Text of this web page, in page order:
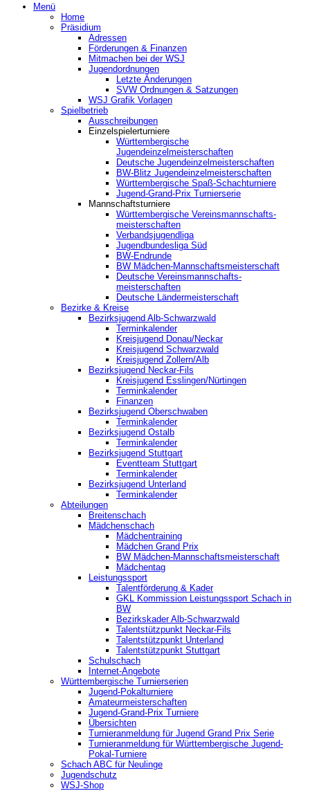
Menü
Home
Präsidium
Adressen
Förderungen & Finanzen
Mitmachen bei der WSJ
Jugendordnungen
Letzte Änderungen
SVW Ordnungen & Satzungen
WSJ Grafik Vorlagen
Spielbetrieb
Ausschreibungen
Einzelspielerturniere
Württembergische
Jugendeinzelmeisterschaften
Deutsche Jugendeinzelmeisterschaften
BW-Blitz Jugendeinzelmeisterschaften
Württembergische Spaß-Schachturniere
Jugend-Grand-Prix Turnierserie
Mannschaftsturniere
Württembergische Vereinsmannschafts-
meisterschaften
Verbandsjugendliga
Jugendbundesliga Süd
BW-Endrunde
BW Mädchen-Mannschaftsmeisterschaft
Deutsche Vereinsmannschafts-
meisterschaften
Deutsche Ländermeisterschaft
Bezirke & Kreise
Bezirksjugend Alb-Schwarzwald
Terminkalender
Kreisjugend Donau/Neckar
Kreisjugend Schwarzwald
Kreisjugend Zollern/Alb
Bezirksjugend Neckar-Fils
Kreisjugend ‎Esslingen/Nürtingen
Terminkalender
Finanzen
Bezirksjugend Oberschwaben
Terminkalender
Bezirksjugend Ostalb
Terminkalender
Bezirksjugend Stuttgart
‎Eventteam Stuttgart
Terminkalender
Bezirksjugend Unterland
Terminkalender
Abteilungen
Breitenschach
Mädchenschach
Mädchentraining
Mädchen Grand Prix
BW Mädchen-Mannschaftsmeisterschaft
Mädchentag
Leistungssport
Talentförderung & Kader
GKL Kommission Leistungssport Schach in
BW
Bezirkskader Alb-Schwarzwald
Talentstützpunkt Neckar-Fils
Talentstützpunkt Unterland
Talentstützpunkt Stuttgart
Schulschach
Internet-Angebote
Württembergische Turnierserien
Jugend-Pokalturniere
Amateurmeisterschaften
Jugend-Grand-Prix Turniere
Übersichten
Turnieranmeldung für Jugend Grand Prix Serie
Turnieranmeldung für Württembergische Jugend-
Pokal-Turniere
Schach ABC für Neulinge
Jugendschutz
WSJ-Shop